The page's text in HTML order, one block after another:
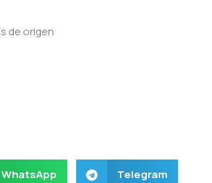
de origen
WhatsApp Telegram